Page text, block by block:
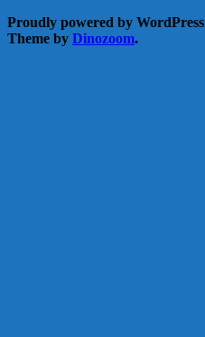
Proudly powered by WordPress
Theme by Dinozoom.